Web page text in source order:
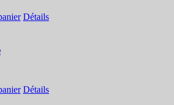
Détails
Détails